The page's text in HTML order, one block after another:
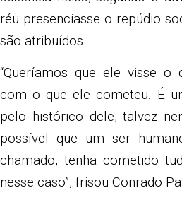
réu presenciasse o repúdio
são atribuídos.
“Queríamos que ele visse o
com o que ele cometeu. É
pelo histórico dele, talvez
possível que um ser
chamado, tenha cometido
nesse caso”, frisou Conrado